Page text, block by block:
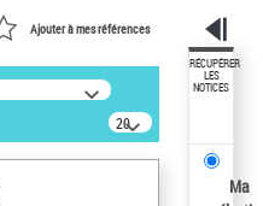
Ajouter à mes références
20
résultats/page
RÉCUPÉRER
LES
NOTICES
Ma